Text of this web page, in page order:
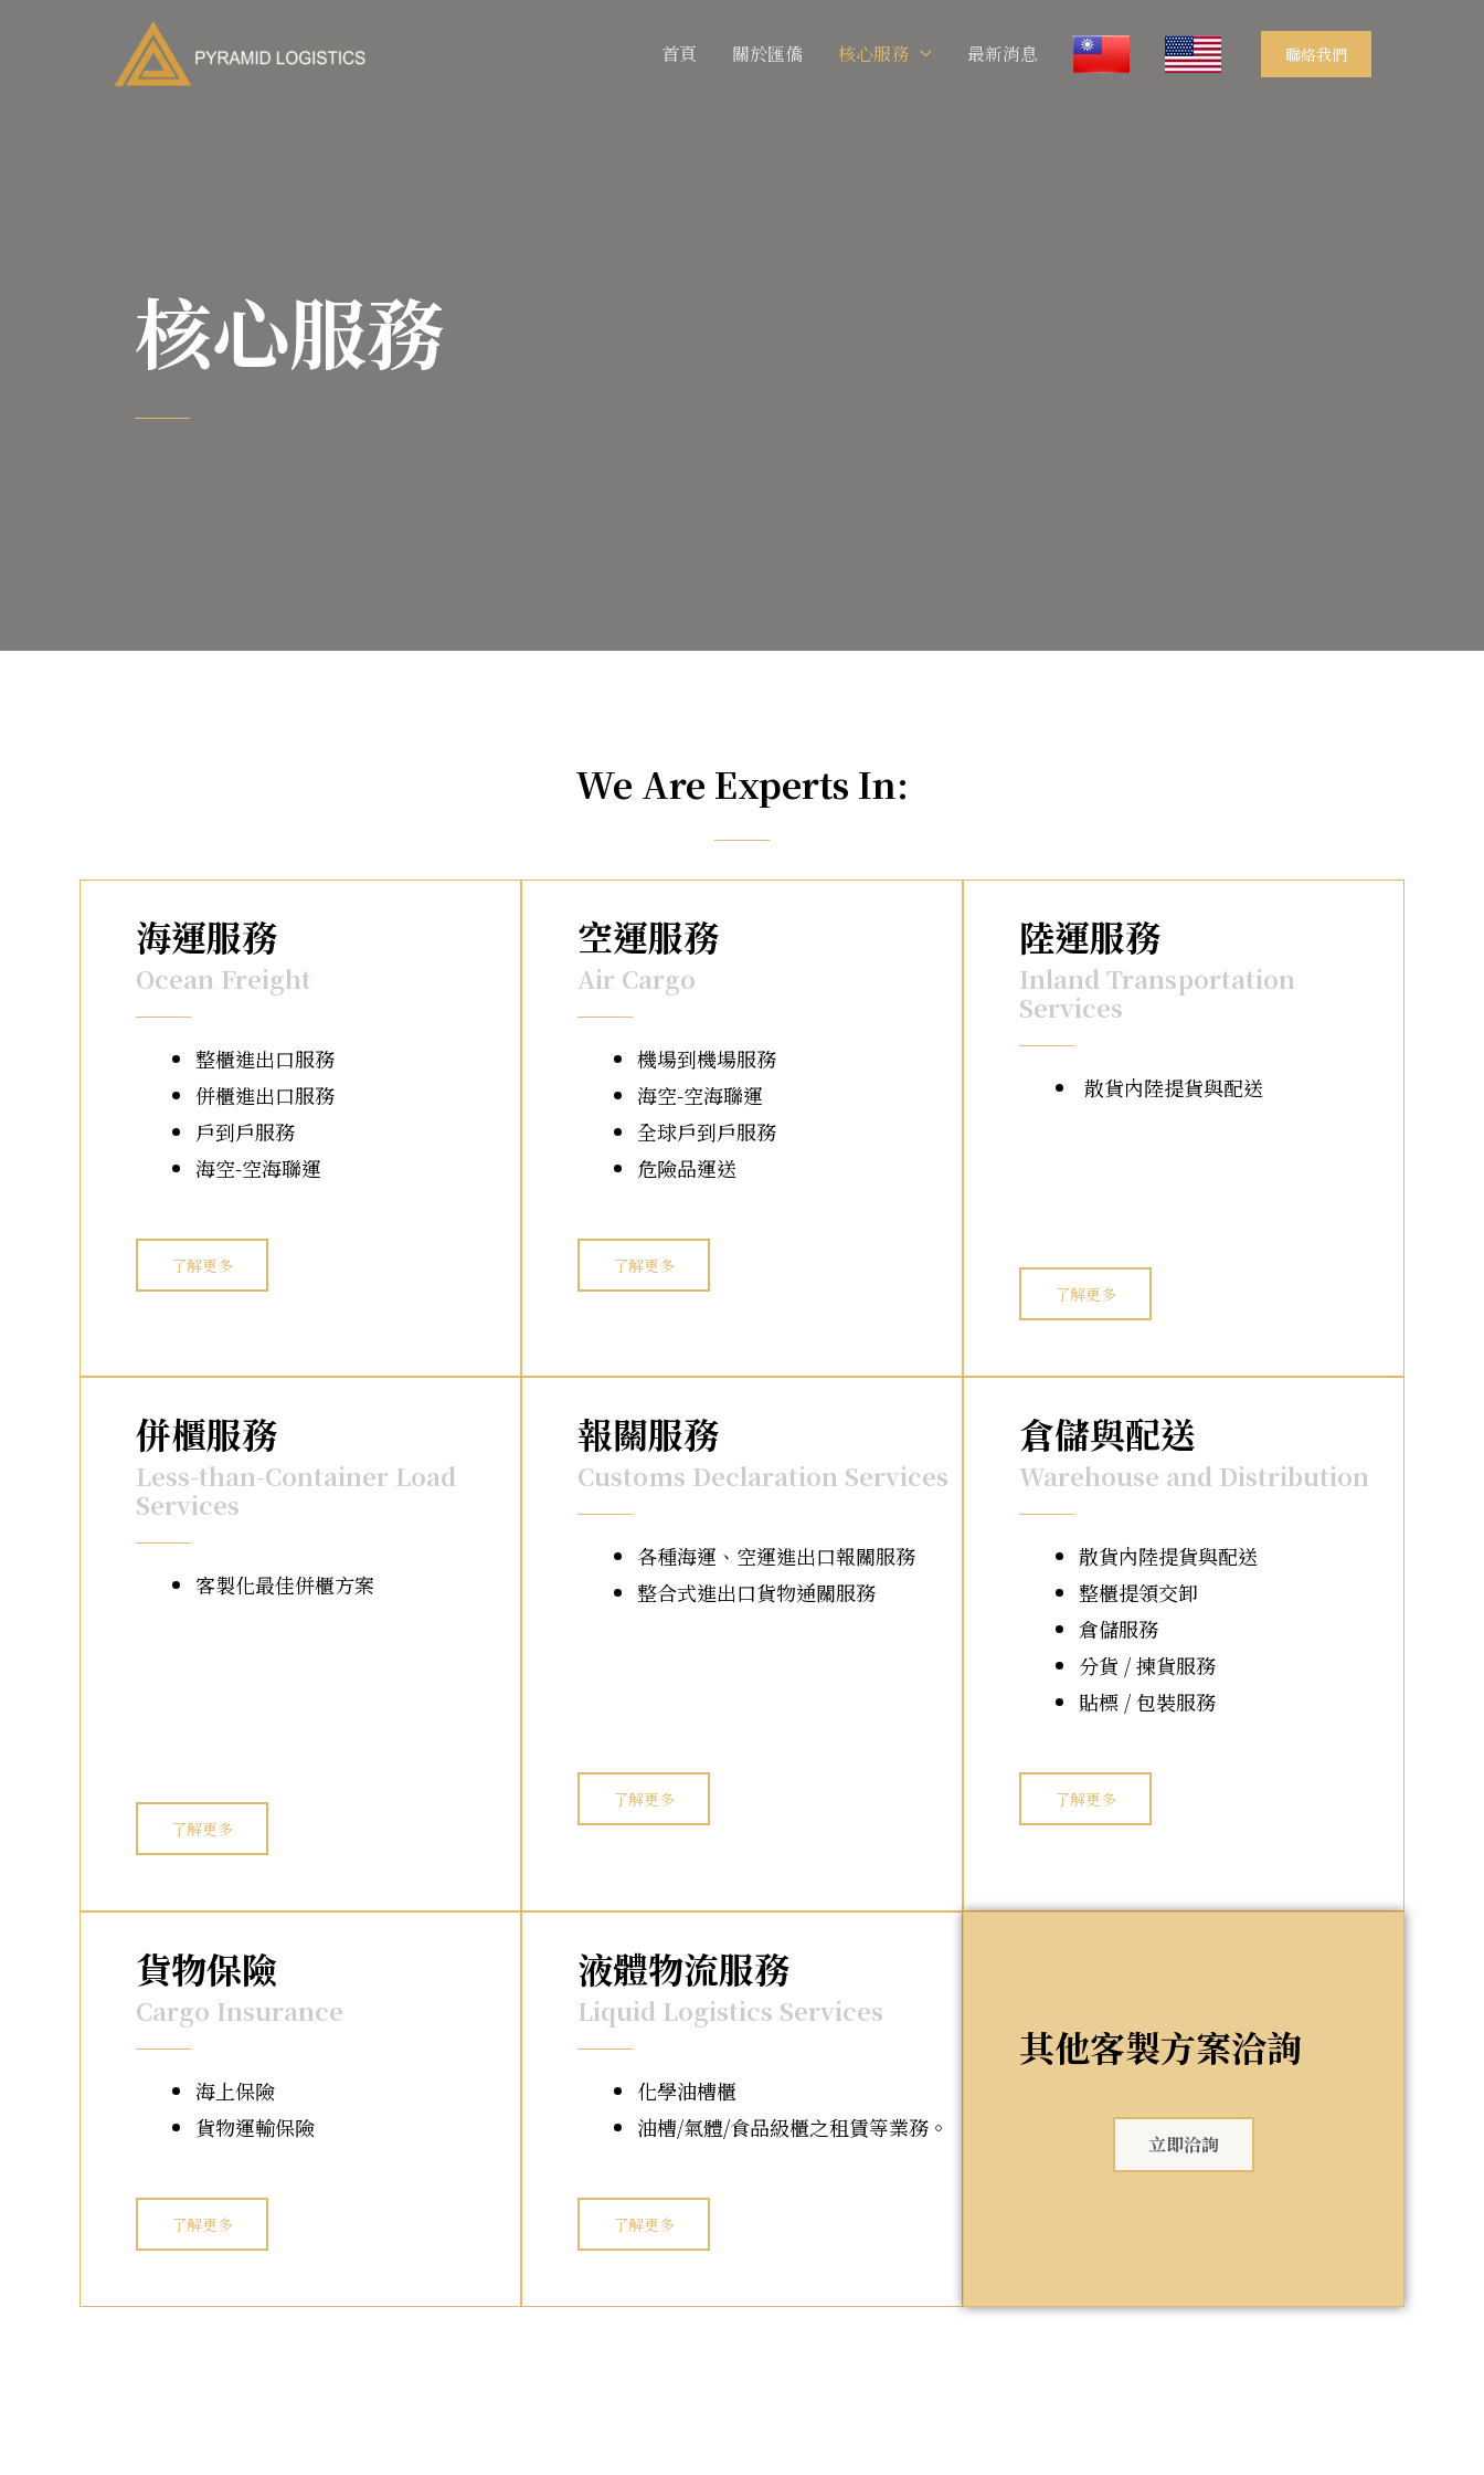
首頁 關於匯僑 核心服務 最新消息 聯絡我們
核心服務
We Are Experts In:
海運服務
Ocean Freight
整櫃進出口服務
併櫃進出口服務
戶到戶服務
海空-空海聯運
了解更多
空運服務
Air Cargo
機場到機場服務
海空-空海聯運
全球戶到戶服務
危險品運送
了解更多
陸運服務
Inland Transportation
Services
散貨內陸提貨與配送
了解更多
併櫃服務
Less-than-Container Load
Services
客製化最佳併櫃方案
了解更多
報關服務
Customs Declaration Services
各種海運、空運進出口報關服務
整合式進出口貨物通關服務
了解更多
倉儲與配送
Warehouse and Distribution
散貨內陸提貨與配送
整櫃提領交卸
倉儲服務
分貨 / 揀貨服務
貼標 / 包裝服務
了解更多
貨物保險
Cargo Insurance
海上保險
貨物運輸保險
了解更多
液體物流服務
Liquid Logistics Services
化學油槽櫃
油槽/氣體/食品級櫃之租賃等業務。
了解更多
其他客製方案洽詢
立即洽詢